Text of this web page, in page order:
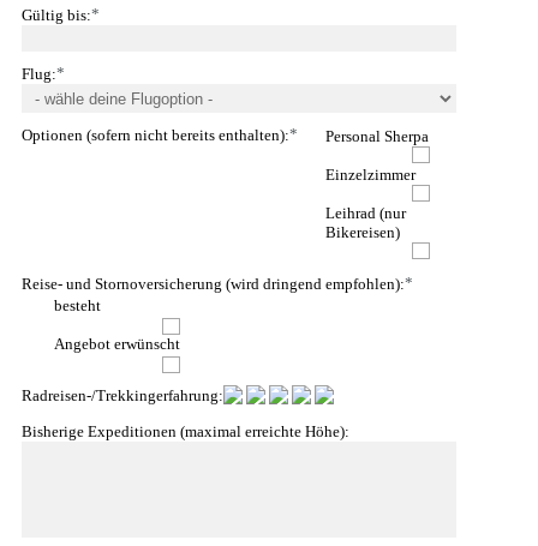
Gültig bis:*
Flug:*
Optionen (sofern nicht bereits enthalten):* Personal Sherpa
Einzelzimmer
Leihrad (nur
Bikereisen)
Reise- und Stornoversicherung (wird dringend empfohlen):*
besteht
Angebot erwünscht
Radreisen-/Trekkingerfahrung:
Bisherige Expeditionen (maximal erreichte Höhe):